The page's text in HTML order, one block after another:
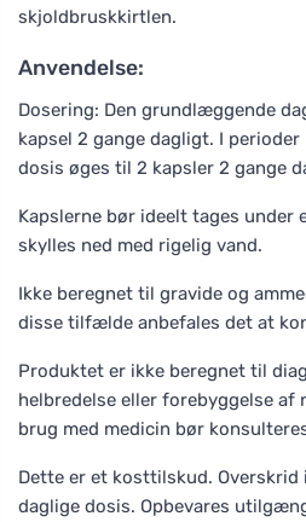
skjoldbruskkirtlen.
Anvendelse:
Dosering: Den grundlæggende
kapsel 2 gange dagligt. I
dosis øges til 2 kapsler 2 gange
Kapslerne bør ideelt tages under
skylles ned med rigelig vand.
Ikke beregnet til gravide og
disse tilfælde anbefales det at
Produktet er ikke beregnet til
helbredelse eller forebyggelse af
brug med medicin bør
Dette er et kosttilskud. Overskrid
daglige dosis. Opbevares